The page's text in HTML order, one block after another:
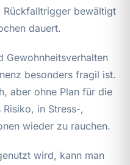
Rückfalltrigger bewältigt
dauert.
Gewohnheitsverhalten
besonders fragil ist.
aber ohne Plan für die
in Stress-,
wieder zu rauchen.
wird, kann man